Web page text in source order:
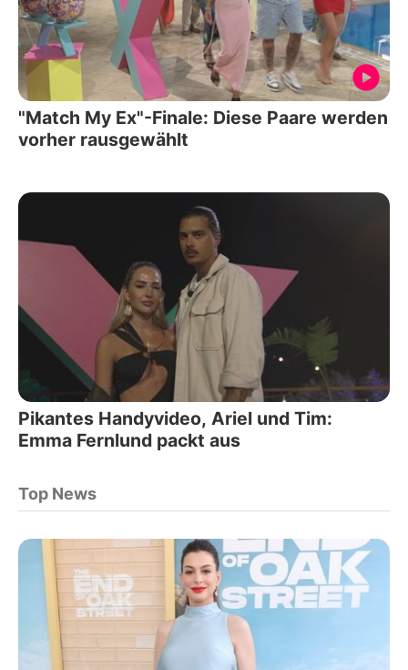
"Match My Ex"-Finale: Diese Paare werden
vorher rausgewählt
Pikantes Handyvideo, Ariel und Tim:
Emma Fernlund packt aus
Top News